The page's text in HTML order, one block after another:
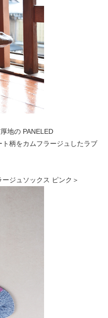
地の PANELED
柄をカムフラージュしたラブ
ジュソックス ピンク＞